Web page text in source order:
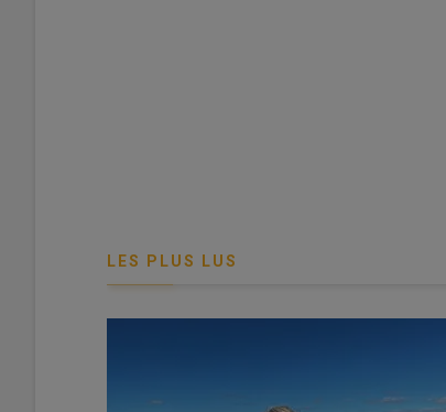
Si la note produite par l’OPECST n’a pour
avons sollicité son expertise pour faire un point
LES PLUS LUS